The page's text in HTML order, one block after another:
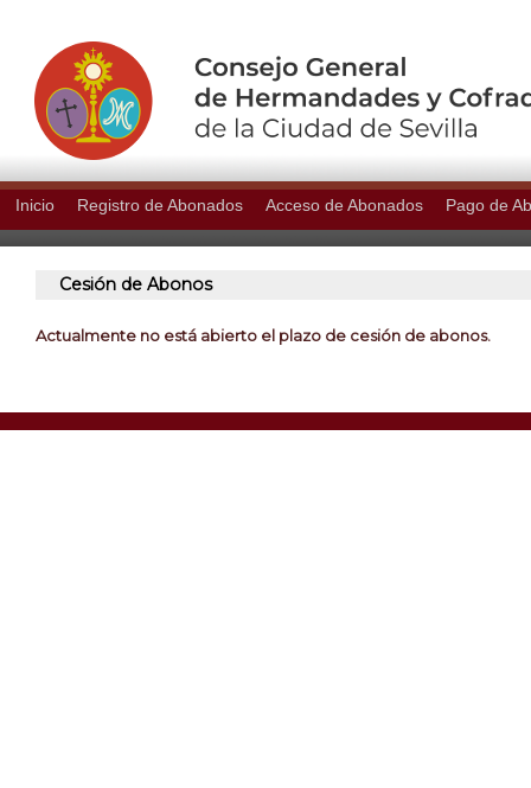
Inicio Registro de Abonados Acceso de Abonados Pago de
Cesión de Abonos
Actualmente no está abierto el plazo de cesión de abonos.